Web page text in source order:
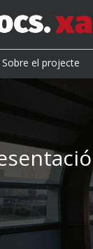
Sobre el projecte